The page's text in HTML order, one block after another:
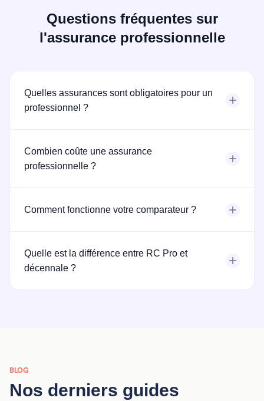
Questions fréquentes sur
l'assurance professionnelle
Quelles assurances sont obligatoires pour un
professionnel ?
Combien coûte une assurance
professionnelle ?
Comment fonctionne votre comparateur ?
Quelle est la différence entre RC Pro et
décennale ?
BLOG
Nos derniers guides